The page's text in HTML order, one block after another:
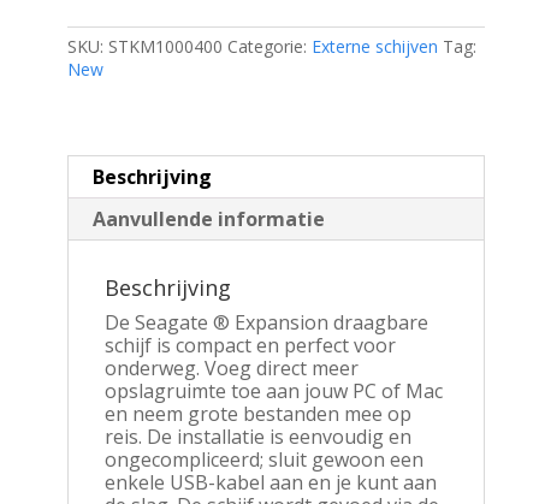
|
USB
3.2
SKU: STKM1000400 Categorie: Externe schijven Tag:
New
Beschrijving
Aanvullende informatie
Beschrijving
De Seagate ® Expansion draagbare
schijf is compact en perfect voor
onderweg. Voeg direct meer
opslagruimte toe aan jouw PC of Mac
en neem grote bestanden mee op
reis. De installatie is eenvoudig en
ongecompliceerd; sluit gewoon een
enkele USB-kabel aan en je kunt aan